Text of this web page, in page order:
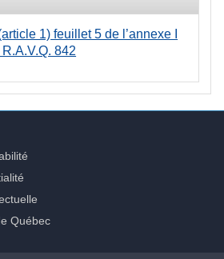
1) feuillet 5 de l’annexe I
842
Québec